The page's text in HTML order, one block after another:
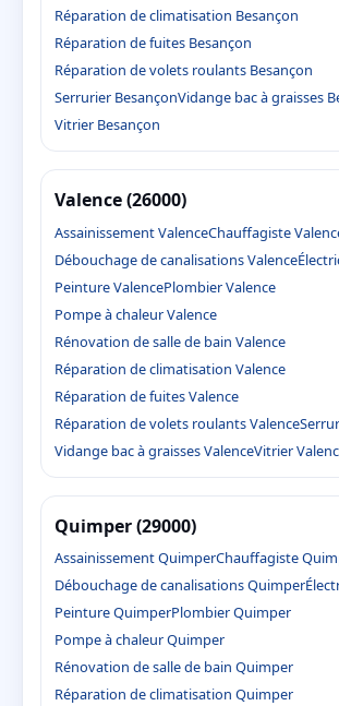
Réparation de climatisation Besançon
Réparation de fuites Besançon
Réparation de volets roulants Besançon
Serrurier BesançonVidange bac à graisses
Vitrier Besançon
Valence (26000)
Assainissement ValenceChauffagiste
Débouchage de canalisations Valence
Peinture ValencePlombier Valence
Pompe à chaleur Valence
Rénovation de salle de bain Valence
Réparation de climatisation Valence
Réparation de fuites Valence
Réparation de volets roulants Valence
Vidange bac à graisses ValenceVitrier
Quimper (29000)
Assainissement QuimperChauffagiste
Débouchage de canalisations Quimper
Peinture QuimperPlombier Quimper
Pompe à chaleur Quimper
Rénovation de salle de bain Quimper
Réparation de climatisation Quimper